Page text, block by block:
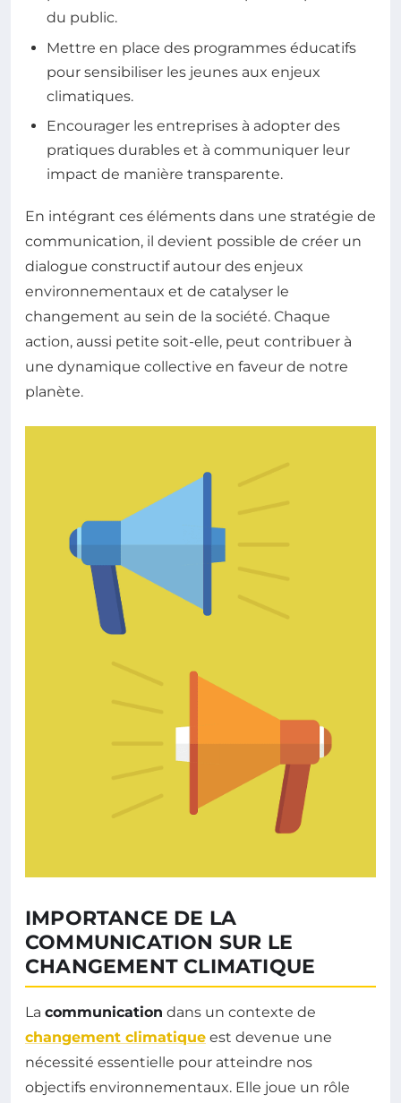
du public.
Mettre en place des programmes éducatifs
pour sensibiliser les jeunes aux enjeux
climatiques.
Encourager les entreprises à adopter des
pratiques durables et à communiquer leur
impact de manière transparente.
En intégrant ces éléments dans une stratégie de
communication, il devient possible de créer un
dialogue constructif autour des enjeux
environnementaux et de catalyser le
changement au sein de la société. Chaque
action, aussi petite soit-elle, peut contribuer à
une dynamique collective en faveur de notre
planète.
IMPORTANCE DE LA
COMMUNICATION SUR LE
CHANGEMENT CLIMATIQUE
La communication dans un contexte de
changement climatique est devenue une
nécessité essentielle pour atteindre nos
objectifs environnementaux. Elle joue un rôle